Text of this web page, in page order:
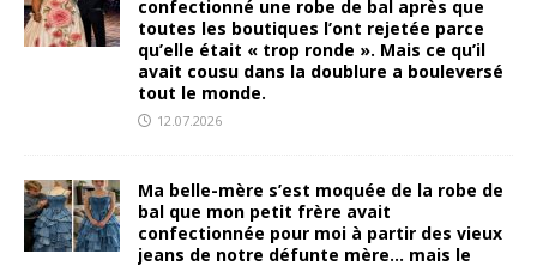
confectionné une robe de bal après que
toutes les boutiques l’ont rejetée parce
qu’elle était « trop ronde ». Mais ce qu’il
avait cousu dans la doublure a bouleversé
tout le monde.
12.07.2026
Ma belle-mère s’est moquée de la robe de
bal que mon petit frère avait
confectionnée pour moi à partir des vieux
jeans de notre défunte mère… mais le